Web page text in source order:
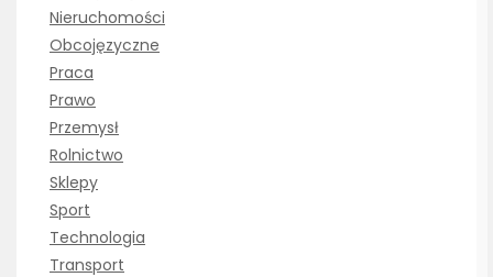
Nieruchomości
Obcojęzyczne
Praca
Prawo
Przemysł
Rolnictwo
Sklepy
Sport
Technologia
Transport